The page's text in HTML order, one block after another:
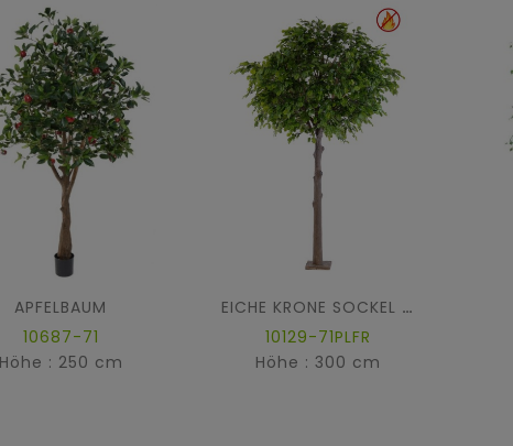
APFELBAUM
10687-71
Höhe : 250 cm
EICHE KRONE SOCKEL FR - Feuerbeständig
10129-71PLFR
Höhe : 300 cm